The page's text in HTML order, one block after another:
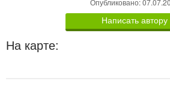
Написать автору
На карте: